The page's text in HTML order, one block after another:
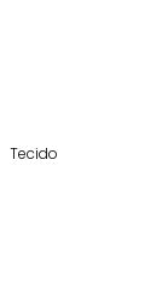
Tecido